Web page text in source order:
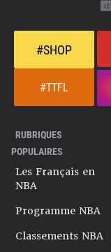
#SHOP
#TTFL
RUBRIQUES
POPULAIRES
Les Français en
NBA
Programme NBA
Classements NBA